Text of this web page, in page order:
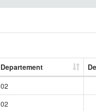
Departement
02
02